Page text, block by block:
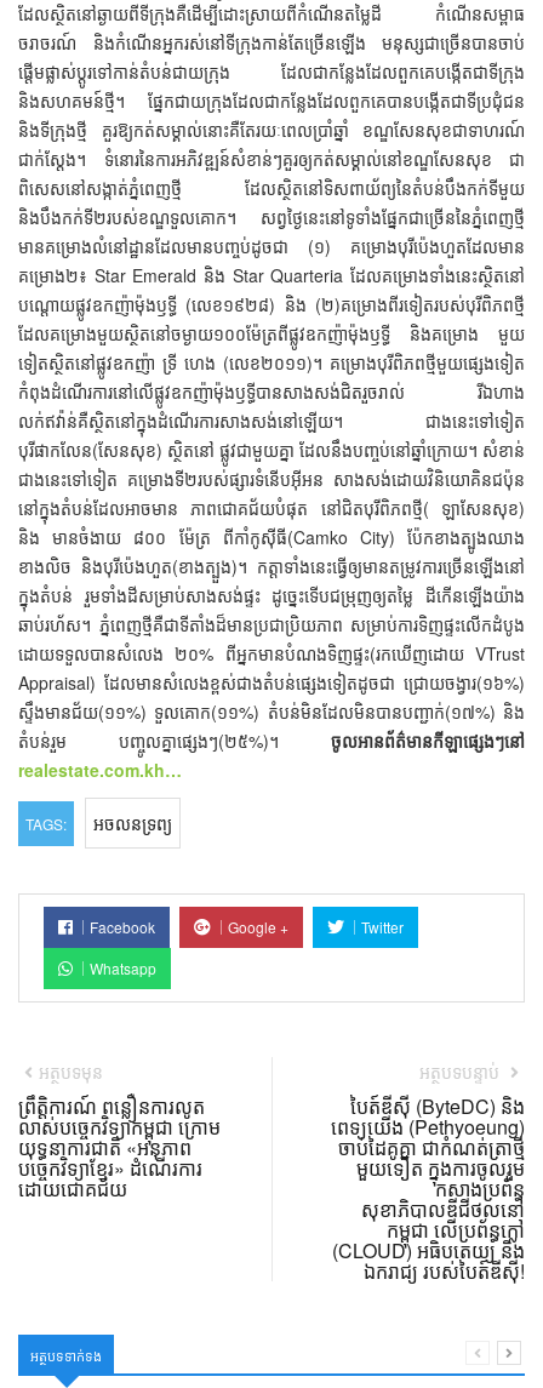
ដែលស្ថិតនៅឆ្ងាយពីទីក្រុងគឺដើម្បីដោះស្រាយពីកំណើនតម្លៃដី កំណើនសម្ពាធ
ចរាចរណ៍ និងកំណើនអ្នករស់នៅទីក្រុងកាន់តែច្រើនឡើង មនុស្សជាច្រើនបានចាប់
ផ្តើមផ្លាស់ប្តូរទៅកាន់តំបន់ជាយក្រុង ដែលជាកន្លែងដែលពួកគេបង្កើតជាទីក្រុង
និងសហគមន៍ថ្មី។ ផ្នែកជាយក្រុងដែលជាកន្លែងដែលពួកគេបានបង្កើតជាទីប្រជុំជន
និងទីក្រុងថ្មី គួរឱ្យកត់សម្គាល់នោះគឺតែរយៈពេលប្រាំឆ្នាំ ខណ្ឌសែនសុខជាទាហរណ៍
ជាក់ស្តែង។ ទំនោរនៃការអភិវឌ្ឍន៍សំខាន់ៗគួរឲ្យកត់សម្គាល់នៅខណ្ឌសែនសុខ ជា
ពិសេសនៅសង្កាត់ភ្នំពេញថ្មី ដែលស្ថិតនៅទិសពាយ័ព្យនៃតំបន់បឹងកក់ទីមួយ
និងបឹងកក់ទី២របស់ខណ្ឌទួលគោក។ សព្វថ្ងៃនេះនៅទូទាំងផ្នែកជាច្រើននៃភ្នំពេញថ្មី
មានគម្រោងលំនៅដ្ឋានដែលមានបញ្ចប់ដូចជា (១) គម្រោងបុរីប៉េងហួតដែលមាន
គម្រោង២៖ Star Emerald និង Star Quarteria ដែលគម្រោងទាំងនេះស្ថិតនៅ
បណ្តោយផ្លូវឧកញ៉ាម៉ុងឫទ្ធី (លេខ១៩២៨) និង (២)គម្រោងពីរទៀតរបស់បុរីពិភពថ្មី
ដែលគម្រោងមួយស្ថិតនៅចម្ងាយ១០០ម៉ែត្រពីផ្លូវឧកញ៉ាម៉ុងឫទ្ធី និងគម្រោង មួយ
ទៀតស្ថិតនៅផ្លូវឧកញ៉ា ទ្រី ហេង (លេខ២០១១)។ គម្រោងបុរីពិភពថ្មីមួយផ្សេងទៀត
កំពុងដំណើរការនៅលើផ្លូវឧកញ៉ាម៉ុងឫទ្ធីបានសាងសង់ជិតរួចរាល់ រីឯហាង
លក់ឥវ៉ាន់គឺស្ថិតនៅក្នុងដំណើរការសាងសង់នៅឡើយ។ ជាងនេះទៅទៀត
បុរីផាកលែន(សែនសុខ) ស្ថិតនៅ ផ្លូវជាមួយគ្នា ដែលនឹងបញ្ចប់នៅឆ្នាំក្រោយ។ សំខាន់
ជាងនេះទៅទៀត គម្រោងទី២របស់ផ្សារទំនើបអ៊ីអន សាងសង់ដោយវិនិយោគិនជប៉ុន
នៅក្នុងតំបន់ដែលអាចមាន ភាពជោគជ័យបំផុត នៅជិតបុរីពិភពថ្មី( ឡាសែនសុខ)
និង មានចំងាយ ៨០០ ម៉ែត្រ ពីកាំកូស៊ីធី(Camko City) ប៉ែកខាងត្បូងឈាង
ខាងលិច និងបុរីប៉េងហួត(ខាងត្បួង)។ កត្តាទាំងនេះធ្វើឲ្យមានតម្រូវការច្រើនឡើងនៅ
ក្នុងតំបន់ រួមទាំងដីសម្រាប់សាងសង់ផ្ទះ ដូច្នេះទើបជម្រុញឲ្យតម្លៃ ដីកើនឡើងយ៉ាង
ឆាប់រហ័ស។ ភ្នំពេញថ្មីគឺជាទីតាំងដ៏មានប្រជាប្រិយភាព សម្រាប់ការទិញផ្ទះលើកដំបូង
ដោយទទួលបានសំលេង ២០% ពីអ្នកមានបំណងទិញផ្ទះ(រកឃើញដោយ VTrust
Appraisal) ដែលមានសំលេងខ្ពស់ជាងតំបន់ផ្សេងទៀតដូចជា ជ្រោយចង្វារ(១៦%)
ស្ទឹងមានជ័យ(១១%) ទួលគោក(១១%) តំបន់មិនដែលមិនបានបញ្ជាក់(១៧%) និង
តំបន់រួម បញ្ចូលគ្នាផ្សេងៗ(២៥%)។ ចូលអានព័ត៌មានកីឡាផ្សេងៗនៅ
realestate.com.kh…
TAGS: អចលនទ្រព្យ
Facebook Google +
Twitter
Whatsapp
អត្ថបទមុន
ព្រឹត្តិការណ៍ ពន្លឿនការលូត
លាស់បច្ចេកវិទ្យាកម្ពុជា ក្រោម
យុទ្ធនាការជាតិ «អនុភាព
បច្ចេកវិទ្យាខ្មែរ» ដំណើរការ
ដោយជោគជ័យ
អត្ថបទបន្ទាប់
បៃត៍ឌីស៊ី (ByteDC) និង
ពេទ្យយើង (Pethyoeung)
ចាប់ដៃគូគ្នា ជាកំណត់ត្រាថ្មី
មួយទៀត ក្នុងការចូលរួម
កសាងប្រព័ន្ធ
សុខាភិបាលឌីជីថល​នៅ
កម្ពុជា លើប្រព័ន្ធក្លៅ
(CLOUD) អធិបតេយ្យ និង
ឯករាជ្យ របស់បៃត៍ឌីស៊ី!
អត្ថបទទាក់ទង